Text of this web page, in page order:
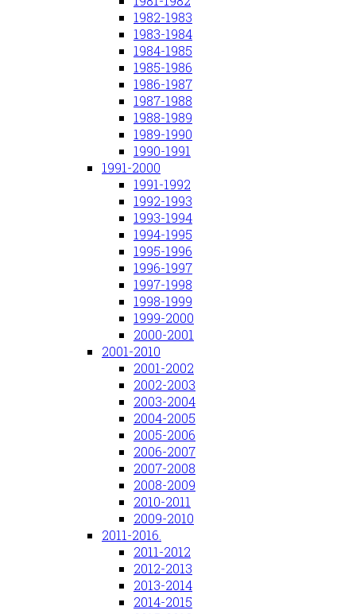
1982-1983
1983-1984
1984-1985
1985-1986
1986-1987
1987-1988
1988-1989
1989-1990
1990-1991
1991-2000
1991-1992
1992-1993
1993-1994
1994-1995
1995-1996
1996-1997
1997-1998
1998-1999
1999-2000
2000-2001
2001-2010
2001-2002
2002-2003
2003-2004
2004-2005
2005-2006
2006-2007
2007-2008
2008-2009
2010-2011
2009-2010
2011-2016.
2011-2012
2012-2013
2013-2014
2014-2015